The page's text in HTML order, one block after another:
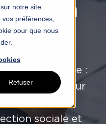
notre site.
préférences,
pour que nous
Refuser
à
et plus encore :
pour
sociale et